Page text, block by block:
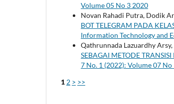
Volume 05 No 3 2020
Novan Rahadi Putra, Dodik
BOT TELEGRAM PADA
Information Technology and
Qathrunnada Lazuardhy
SEBAGAI METODE
7 No. 1 (2022): Volume 07 No
1 2 > >>